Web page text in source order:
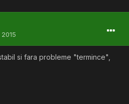
si fara probleme "termince",